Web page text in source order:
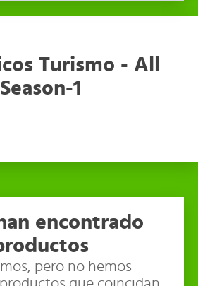
Turismo - All
Season-1
encontrado
pero no hemos